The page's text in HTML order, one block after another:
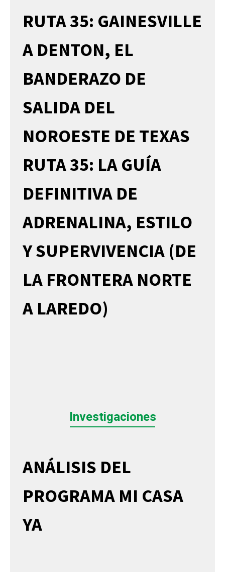
RUTA 35: GAINESVILLE
A DENTON, EL
BANDERAZO DE
SALIDA DEL
NOROESTE DE TEXAS
RUTA 35: LA GUÍA
DEFINITIVA DE
ADRENALINA, ESTILO
Y SUPERVIVENCIA (DE
LA FRONTERA NORTE
A LAREDO)
Investigaciones
ANÁLISIS DEL
PROGRAMA MI CASA
YA